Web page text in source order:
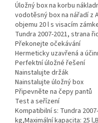
Úložný box na korbu
vodotěsný box na nářadí z
objemu 20 l s visacím
Tundra 2007-2021, strana
Překonejte očekávání
Hermeticky uzavřená a
Perfektní úložné řešení
Nainstalujte držák
Nainstalujte úložný box
Připevněte na čepy pantů
Test a seřízení
Kompatibilní s: Tundra
kg,Maximální kapacita: 25